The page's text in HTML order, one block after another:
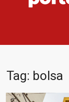
Tag: bolsa